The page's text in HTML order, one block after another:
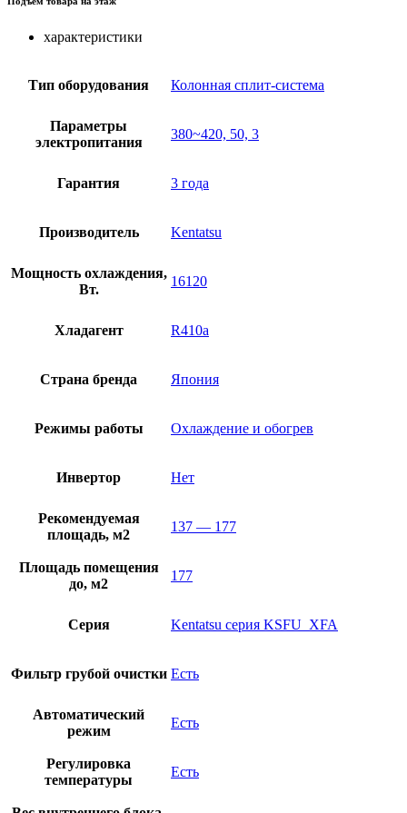
характеристики
Тип оборудования Колонная сплит-система
Параметры
электропитания
380~420, 50, 3
Гарантия 3 года
Производитель Kentatsu
Мощность охлаждения,
Вт.
16120
Хладагент R410a
Страна бренда Япония
Режимы работы Охлаждение и обогрев
Инвертор Нет
Рекомендуемая
площадь, м2
137 — 177
Площадь помещения
до, м2
177
Серия Kentatsu серия KSFU_XFA
Фильтр грубой очистки Есть
Автоматический
режим
Есть
Регулировка
температуры
Есть